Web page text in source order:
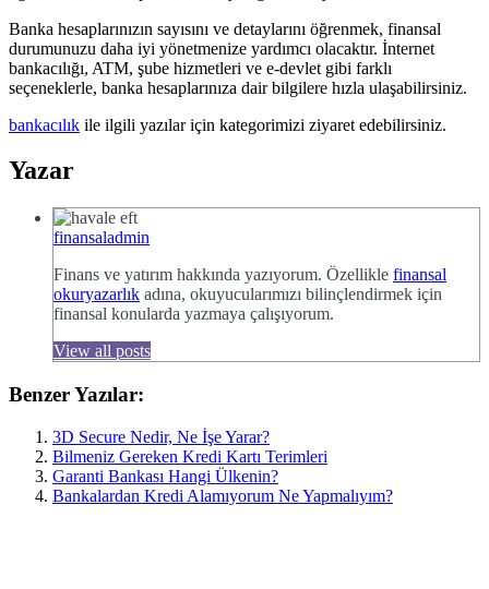
Banka hesaplarınızın sayısını ve detaylarını öğrenmek, finansal
durumunuzu daha iyi yönetmenize yardımcı olacaktır. İnternet
bankacılığı, ATM, şube hizmetleri ve e-devlet gibi farklı
seçeneklerle, banka hesaplarınıza dair bilgilere hızla ulaşabilirsiniz.
bankacılık ile ilgili yazılar için kategorimizi ziyaret edebilirsiniz.
Yazar
finansaladmin
Finans ve yatırım hakkında yazıyorum. Özellikle finansal
okuryazarlık adına, okuyucularımızı bilinçlendirmek için
finansal konularda yazmaya çalışıyorum.
View all posts
Benzer Yazılar:
3D Secure Nedir, Ne İşe Yarar?
Bilmeniz Gereken Kredi Kartı Terimleri
Garanti Bankası Hangi Ülkenin?
Bankalardan Kredi Alamıyorum Ne Yapmalıyım?